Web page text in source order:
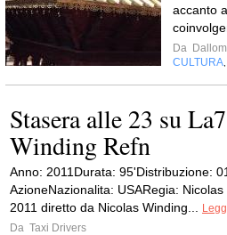
accanto
Da
CULTURA
Stasera alle 23 su
Winding Refn
Anno: 2011Durata: 95'Distribuzione:
AzioneNazionalita: USARegia:
2011 diretto da Nicolas Winding...
Da Taxi Drivers